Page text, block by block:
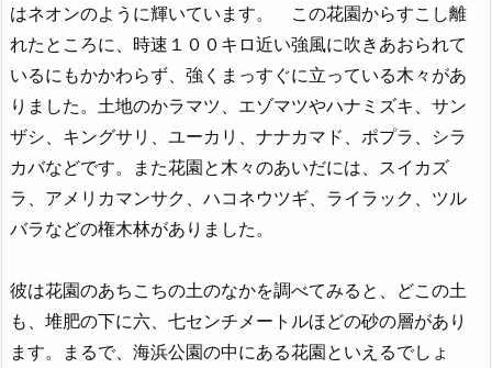
はネオンのように輝いています。 この花園からすこし離
れたところに、時速１００キロ近い強風に吹きあおられて
いるにもかかわらず、強くまっすぐに立っている木々があ
りました。土地のかラマツ、エゾマツやハナミズキ、サン
ザシ、キングサリ、ユーカリ、ナナカマド、ポプラ、シラ
カバなどです。また花園と木々のあいだには、スイカズ
ラ、アメリカマンサク、ハコネウツギ、ライラック、ツル
バラなどの権木林がありました。
彼は花園のあちこちの土のなかを調べてみると、どこの土
も、堆肥の下に六、七センチメートルほどの砂の層があり
ます。まるで、海浜公園の中にある花園といえるでしょ